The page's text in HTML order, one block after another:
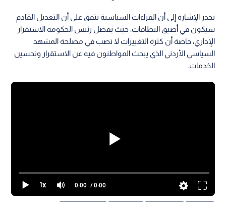
تجدر الإشارة إلى أن القراءات السياسية تتفق على أن التعديل القادم
سيكون في أضيق النطاقات، حيث يفضل رئيس الحكومة الاستقرار
الإداري، خاصة أن كثرة التغييرات لا تصب في مصلحة المشهد
السياسي الأردني الذي يبحث المواطنون فيه عن الاستقرار وتحسين
الخدمات.
1x 0:00 / 0:00